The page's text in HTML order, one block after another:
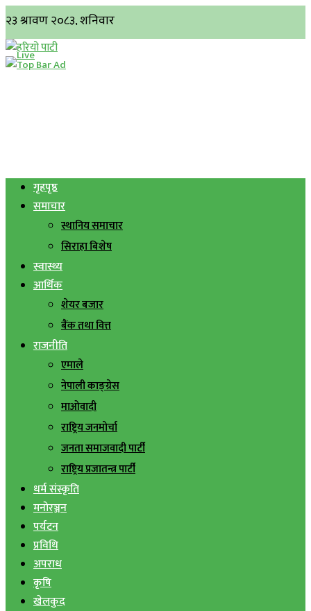
गृहपृष्ठ
समाचार
स्थानिय समाचार
सिराहा बिशेष
स्वास्थ्य
आर्थिक
शेयर बजार
बैंक तथा वित्त
राजनीति
एमाले
नेपाली काङ्ग्रेस
माओवादी
राष्ट्रिय जनमोर्चा
जनता समाजवादी पार्टी
राष्ट्रिय प्रजातन्त्र पार्टी
धर्म संस्कृति
मनोरञ्जन
पर्यटन
प्रविधि
अपराध
कृषि
खेलकुद